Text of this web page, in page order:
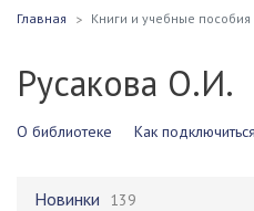
Главная Книги и учебные пособия
Русакова О.И.
О библиотеке Как подключиться
Новинки 139